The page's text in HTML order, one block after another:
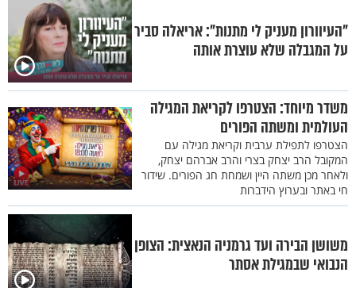
"העיוורון מעניק לי מתנות": אריאלה סביר
על המגבלה שלא עוצרת אותה
משדר מיוחד: הצטרפו לקריאת המגילה
העולמית ומשתה הפורים
הצטרפו לתפילת ערבית וקריאת מגילה עם
המקובל הרב יצחק בצרי והרב אברהם יצחק,
ולאחר מכן משתה היין ושמחת חג הפורים. שידור
חי באתר ובערוץ הידברות
משושן הבירה ועד גרמניה הנאצית: הצופן
הנבואי שבמגילת אסתר